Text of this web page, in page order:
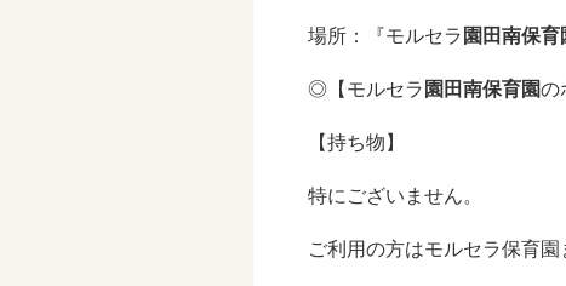
場所：『モルセラ園田南保育
◎【モルセラ園田南保育園の
【持ち物】
特にございません。
ご利用の方はモルセラ保育園